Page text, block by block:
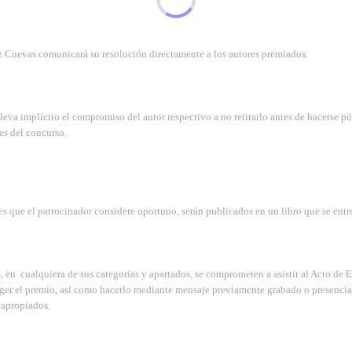
comunicará su resolución directamente a los autores premiados.
implícito el compromiso del autor respectivo a no retirarlo antes de hacerse
del concurso.
que el patrocinador considere oportuno, serán publicados en un libro que se
cualquiera de sus categorías y apartados, se comprometen a asistir al Acto de
el premio, así como hacerlo mediante mensaje previamente grabado o